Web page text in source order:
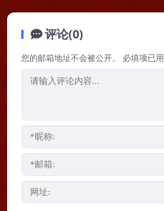
评论(0)
您的邮箱地址不会被公开。 必填项已用